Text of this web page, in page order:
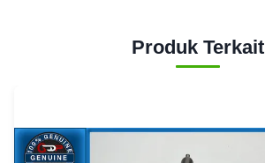
Produk Terkait